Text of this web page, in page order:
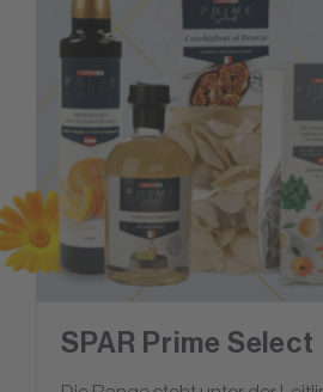
SPAR Prime Select